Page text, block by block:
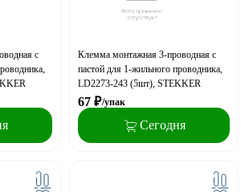
с
Клемма монтажная 3-проводная с
пастой для 1-жильного проводника,
LD2273-243 (5шт), STEKKER
67 ₽/упак
Сегодня